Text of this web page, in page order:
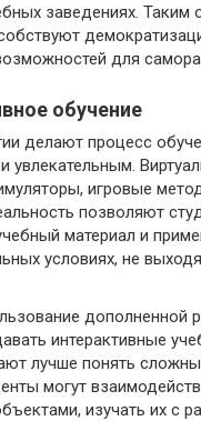
заведениях. Таким
для
обучение
делают процесс
увлекательным.
игровые
позволяют
материал и
условиях, не
дополненной
интерактивные
лучше понять
могут
изучать их с